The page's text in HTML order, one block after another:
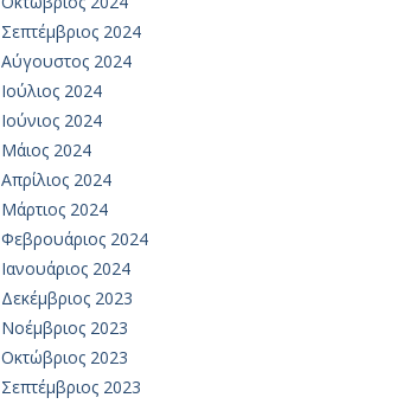
Σεπτέμβριος 2024
Αύγουστος 2024
Ιούλιος 2024
Ιούνιος 2024
Μάιος 2024
Απρίλιος 2024
Μάρτιος 2024
Φεβρουάριος 2024
Ιανουάριος 2024
Δεκέμβριος 2023
Νοέμβριος 2023
Οκτώβριος 2023
Σεπτέμβριος 2023